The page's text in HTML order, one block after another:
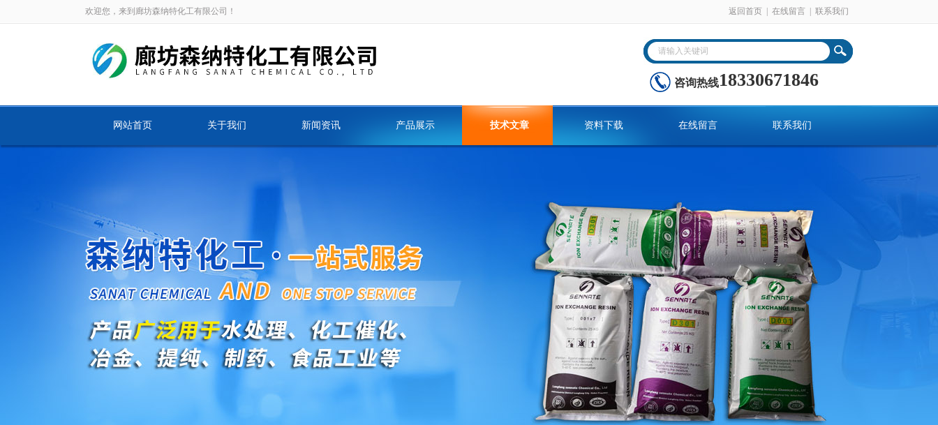
欢迎您，来到廊坊森纳特化工有限公司！ 返回首页 在线留言 联系我们
咨询热线18330671846
网站首页 关于我们 新闻资讯 产品展示 技术文章 资料下载 在线留言 联系我们